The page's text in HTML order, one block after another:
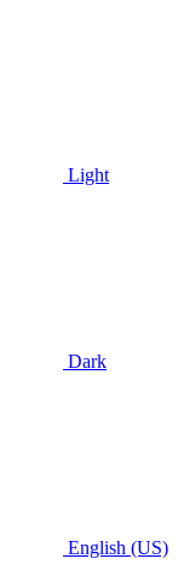
Light
Dark
English (US)